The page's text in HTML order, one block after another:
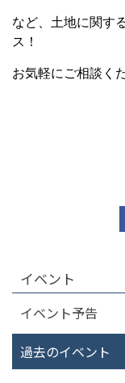
など、土地に関す
ス！
お気軽にご相談く
イベント
イベント予告
過去のイベント